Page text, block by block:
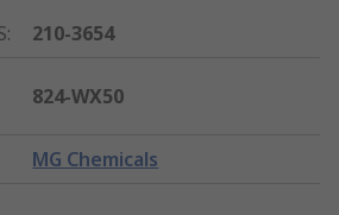
:
210-3654
824-WX50
MG Chemicals